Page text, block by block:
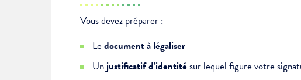
Vous devez préparer :
Le document à légaliser
Un justificatif d’identitésur lequel figure votre